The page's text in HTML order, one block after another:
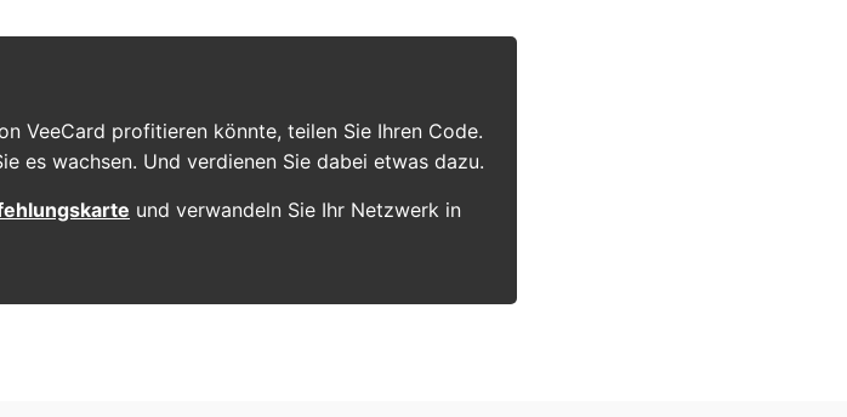
VeeCard profitieren könnte, teilen Sie Ihren Code.
es wachsen. Und verdienen Sie dabei etwas dazu.
und verwandeln Sie Ihr Netzwerk in